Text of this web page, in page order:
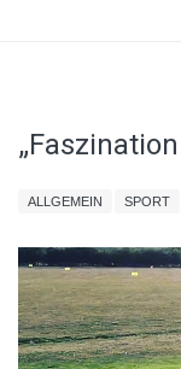
ALLGEMEIN SPORT